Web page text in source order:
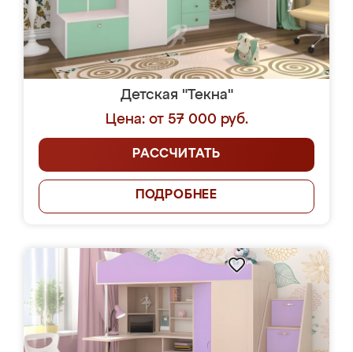
Детская "Текна"
Цена: от 57 000 руб.
РАССЧИТАТЬ
ПОДРОБНЕЕ